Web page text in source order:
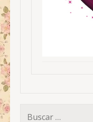
Buscar: